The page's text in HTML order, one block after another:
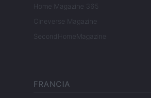
Home Magazine 365
Cineverse Magazine
SecondHomeMagazine
FRANCIA